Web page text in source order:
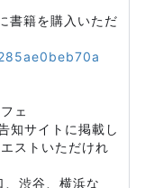
書籍を購入いただ
ェ
知サイトに掲載し
ストいただけれ
、渋谷、横浜な